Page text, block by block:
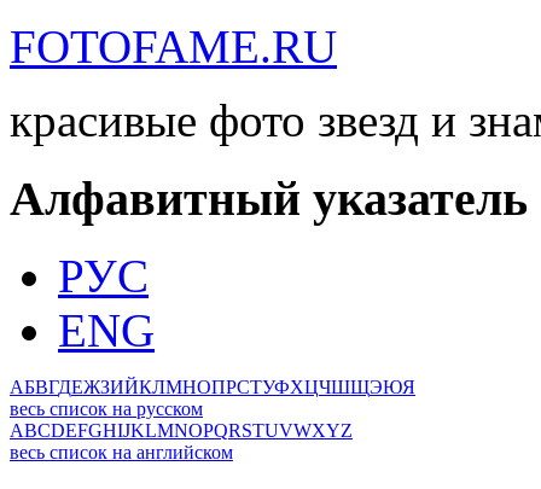
FOTOFAME.RU
красивые фото звезд и
Алфавитный указатель
РУС
ENG
АБВГДЕЖЗИЙКЛМНОПРСТУФХЦЧШЩЭЮЯ
весь список на русском
ABCDEFGHIJKLMNOPQRSTUVWXYZ
весь список на английском